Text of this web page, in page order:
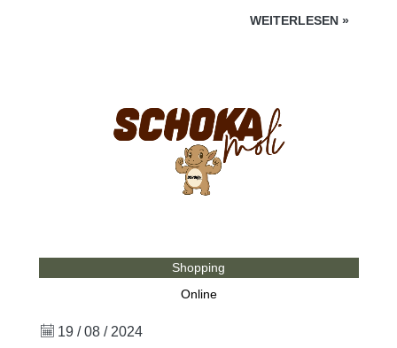
WEITERLESEN »
Shopping
Online
19 / 08 / 2024